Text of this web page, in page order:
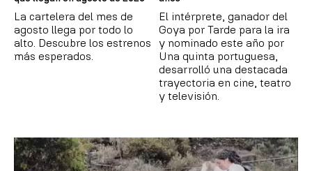
La cartelera del mes de
agosto llega por todo lo
alto. Descubre los estrenos
más esperados.
El intérprete, ganador del
Goya por Tarde para la ira
y nominado este año por
Una quinta portuguesa,
desarrolló una destacada
trayectoria en cine, teatro
y televisión.